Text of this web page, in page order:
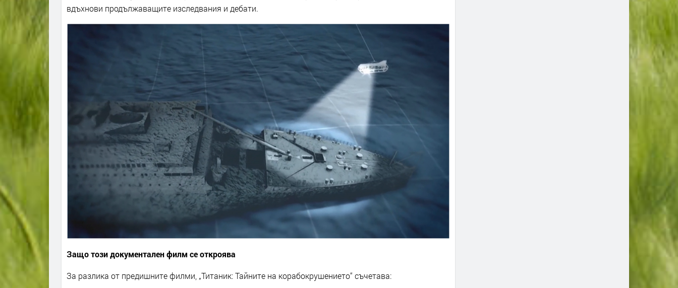
вдъхнови продължаващите изследвания и дебати.
Защо този документален филм се откроява
За разлика от предишните филми, „Титаник: Тайните на корабокрушението“ съчетава: